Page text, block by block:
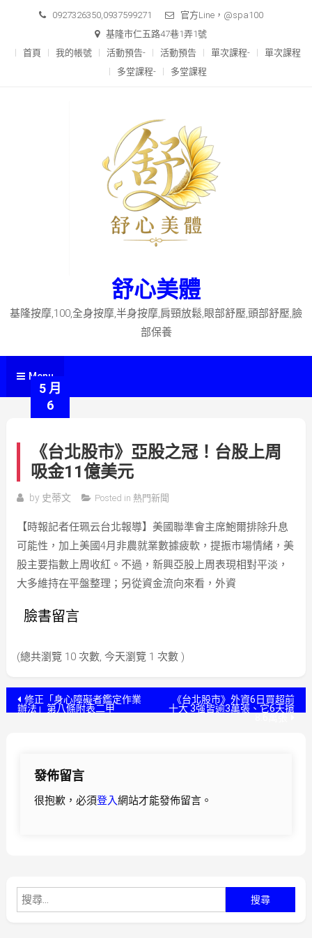
content
0927326350,0937599271
官方Line，@spa100
基隆市仁五路47巷1弄1號
首頁
我的帳號 活動預告- 活動預告 單次課程-
單次課程
多堂課程-
多堂課程
舒心美體
基隆按摩,100,全身按摩,半身按摩,肩頸放鬆,眼部舒壓,頭部舒壓,臉
部保養
Menu
5 月
6
《台北股市》亞股之冠！台股上周
吸金11億美元
by 史蒂文 Posted in 熱門新聞
【時報記者任珮云台北報導】美國聯準會主席鮑爾排除升息
可能性，加上美國4月非農就業數據疲軟，提振市場情緒，美
股主要指數上周收紅。不過，新興亞股上周表現相對平淡，
大多維持在平盤整理；另從資金流向來看，外資
臉書留言
(總共瀏覽 10 次數, 今天瀏覽 1 次數 )
文修正「身心障礙者鑑定作業
辦法」第八條附表二甲
《台北股市》外資6日買超前
十大 3強皆逾3萬張、它6天搶
發佈留言
很抱歉，必須登入網站才能發佈留言。
尋